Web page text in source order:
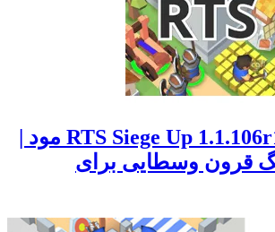
دانلود بازی RTS Siege Up 1.1.106r11 مود |
قرون وسطایی برای